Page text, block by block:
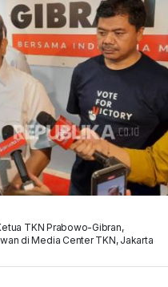
TKN Prabowo-Gibran,
di Media Center TKN, Jakarta